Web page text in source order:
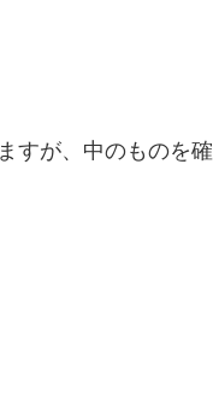
すが、中のものを確